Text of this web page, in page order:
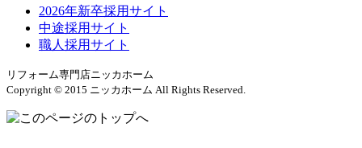
2026年新卒採用サイト
中途採用サイト
職人採用サイト
リフォーム専門店ニッカホーム
Copyright © 2015 ニッカホーム All Rights Reserved.